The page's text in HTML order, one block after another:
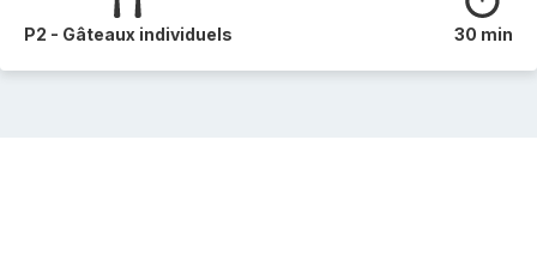
P2 - Gâteaux individuels 30 min